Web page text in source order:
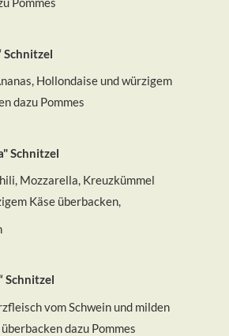
Schnitzel
Hollondaise und würzigem
dazu Pommes
Schnitzel
Mozzarella, Kreuzkümmel
Käse überbacken,
Schnitzel
vom Schwein und milden
dazu Pommes